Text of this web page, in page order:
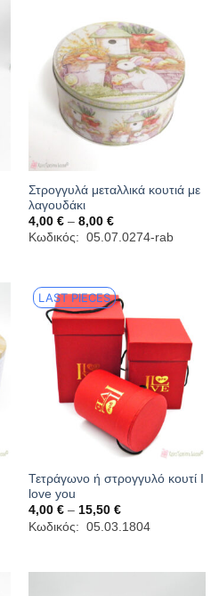
Στρογγυλά μεταλλικά κουτιά με
λαγουδάκι
4,00 € – 8,00 €Price
range:
4,00 €
Κωδικός: 05.07.0274-rab
LAST PIECES
Τετράγωνο ή στρογγυλό κουτί I
love you
4,00 € – 15,50 €Price
range:
4,00 €
Κωδικός: 05.03.1804